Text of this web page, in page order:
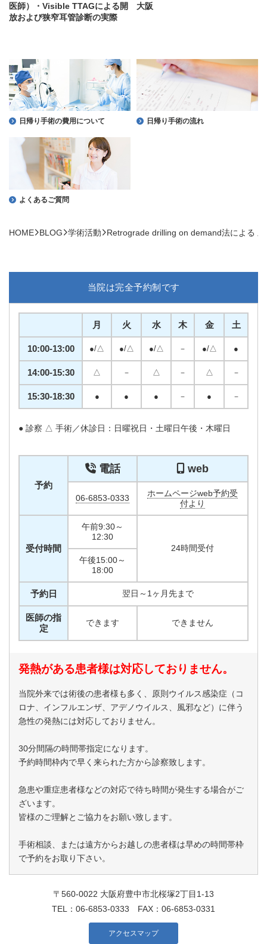
医師）・Visible TTAGによる開
放および狭窄耳管診断の実際
大阪
日帰り手術の費用について 日帰り手術の流れ
よくあるご質問
HOME BLOG 学術活動 Retrograde drilling on demand法による
〒560-0022 大阪府豊中市北桜塚2丁目1-13
TEL： 06-6853-0333 FAX：06-6853-0331
アクセスマップ
当院は完全予約制です
月 火 水 木 金 土
10:00-13:00 ●/△ ●/△ ●/△ － ●/△ ●
14:00-15:30 △ － △ － △ －
15:30-18:30 ● ● ● － ● －
● 診察 △ 手術／休診日：日曜祝日・土曜日午後・木曜日
予約
電話 web
06-6853-0333
ホームページweb予約受
付より
受付時間
午前9:30～
12:30
24時間受付
午後15:00～
18:00
予約日 翌日～1ヶ月先まで
医師の指
定
できます できません
発熱がある患者様は対応しておりません。
当院外来では術後の患者様も多く、原則ウイルス感染症（コ
ロナ、インフルエンザ、アデノウイルス、風邪など）に伴う
急性の発熱には対応しておりません。
30分間隔の時間帯指定になります。
予約時間枠内で早く来られた方から診察致します。
急患や重症患者様などの対応で待ち時間が発生する場合がご
ざいます。
皆様のご理解とご協力をお願い致します。
手術相談、または遠方からお越しの患者様は早めの時間帯枠
で予約をお取り下さい。